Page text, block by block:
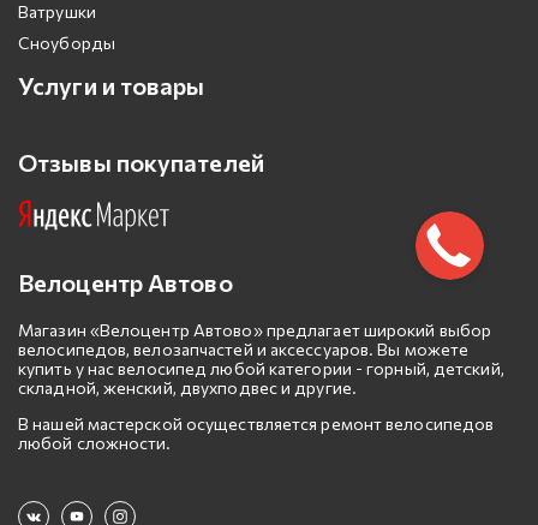
Ватрушки
Сноуборды
Услуги и товары
Отзывы покупателей
Велоцентр Автово
Магазин «Велоцентр Автово» предлагает широкий выбор
велосипедов, велозапчастей и аксессуаров. Вы можете
купить у нас велосипед любой категории - горный, детский,
складной, женский, двухподвес и другие.
В нашей мастерской осуществляется ремонт велосипедов
любой сложности.